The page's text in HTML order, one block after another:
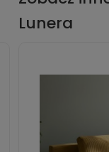
Lunera